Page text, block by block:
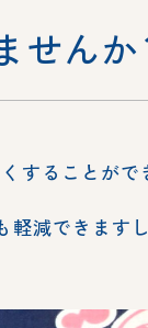
せんか
することがで
軽減できます